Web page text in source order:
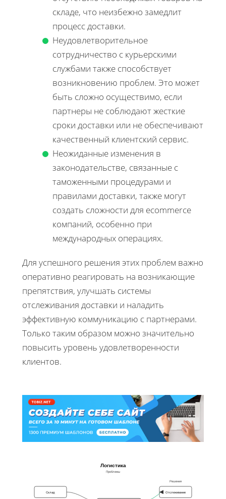
складе, что неизбежно замедлит
процесс доставки.
Неудовлетворительное
сотрудничество с курьерскими
службами также способствует
возникновению проблем. Это может
быть сложно осуществимо, если
партнеры не соблюдают жесткие
сроки доставки или не обеспечивают
качественный клиентский сервис.
Неожиданные изменения в
законодательстве, связанные с
таможенными процедурами и
правилами доставки, также могут
создать сложности для ecommerce
компаний, особенно при
международных операциях.
Для успешного решения этих проблем важно
оперативно реагировать на возникающие
препятствия, улучшать системы
отслеживания доставки и наладить
эффективную коммуникацию с партнерами.
Только таким образом можно значительно
повысить уровень удовлетворенности
клиентов.
Логистика
Проблемы
Склад
Решения
Отслеживание